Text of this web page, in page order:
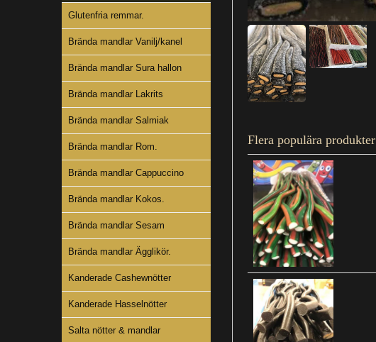
Glutenfria remmar.
Brända mandlar Vanilj/kanel
Brända mandlar Sura hallon
Brända mandlar Lakrits
Brända mandlar Salmiak
Brända mandlar Rom.
Brända mandlar Cappuccino
Brända mandlar Kokos.
Brända mandlar Sesam
Brända mandlar Ägglikör.
Kanderade Cashewnötter
Kanderade Hasselnötter
Salta nötter & mandlar
Flera populära produkter